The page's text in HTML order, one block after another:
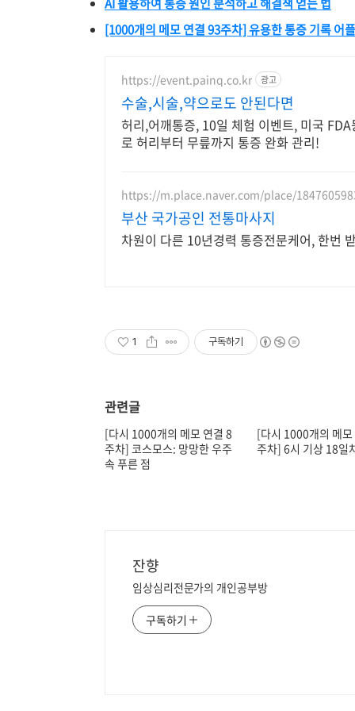
[1000개의 메모 연결 93주차] 유용한 통증 기록 어
https://event.painq.co.kr 광고
수술,시술,약으로도 안된다면
허리,어깨통증, 10일 체험 이벤트, 미국
로 허리부터 무릎까지 통증 완화 관리!
https://m.place.naver.com/place/
부산 국가공인 전통마사지
차원이 다른 10년경력 통증전문케어, 한번
1 구독하기
관련글
[다시 1000개의 메모 연결 8
주차] 코스모스: 망망한 우주
속 푸른 점
[다시 1000개의 메
주차] 6시 기상 18일
잔향
임상심리전문가의 개인공부방
구독하기